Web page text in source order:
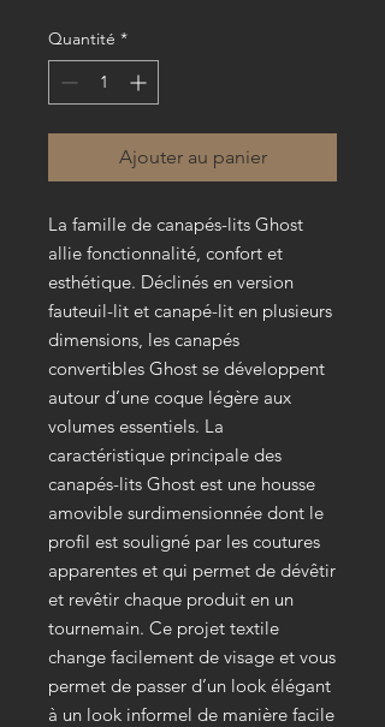
Quantité *
Ajouter au panier
La famille de canapés-lits Ghost
allie fonctionnalité, confort et
esthétique. Déclinés en version
fauteuil-lit et canapé-lit en plusieurs
dimensions, les canapés
convertibles Ghost se développent
autour d’une coque légère aux
volumes essentiels. La
caractéristique principale des
canapés-lits Ghost est une housse
amovible surdimensionnée dont le
profil est souligné par les coutures
apparentes et qui permet de dévêtir
et revêtir chaque produit en un
tournemain. Ce projet textile
change facilement de visage et vous
permet de passer d’un look élégant
à un look informel de manière facile